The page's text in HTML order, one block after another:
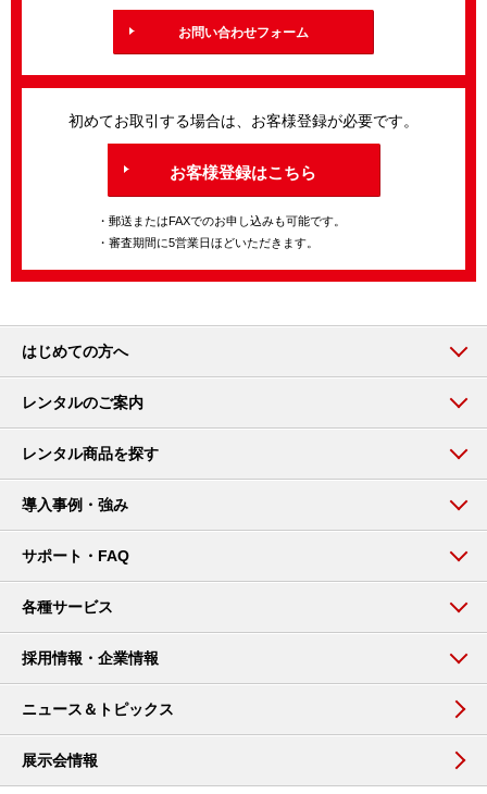
お問い合わせフォーム
初めてお取引する場合は、お客様登録が必要です。
お客様登録はこちら
・郵送またはFAXでのお申し込みも可能です。
・審査期間に5営業日ほどいただきます。
はじめての方へ
レンタルのご案内
レンタル商品を探す
導入事例・強み
サポート・FAQ
各種サービス
採用情報・企業情報
ニュース＆トピックス
展示会情報